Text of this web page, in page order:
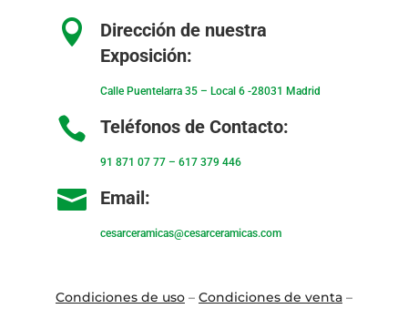

Dirección de nuestra
Exposición:
Calle Puentelarra 35 – Local 6 -28031 Madrid
 Teléfonos de Contacto:
91 871 07 77– 617 379 446
 Email:
cesarceramicas@cesarceramicas.com
Condiciones de uso– Condiciones de venta–